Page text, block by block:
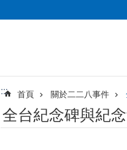
::: 首頁 關於二二八事件
全台紀念碑與紀